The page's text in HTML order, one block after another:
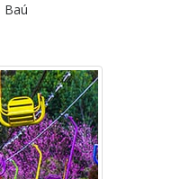
Baú